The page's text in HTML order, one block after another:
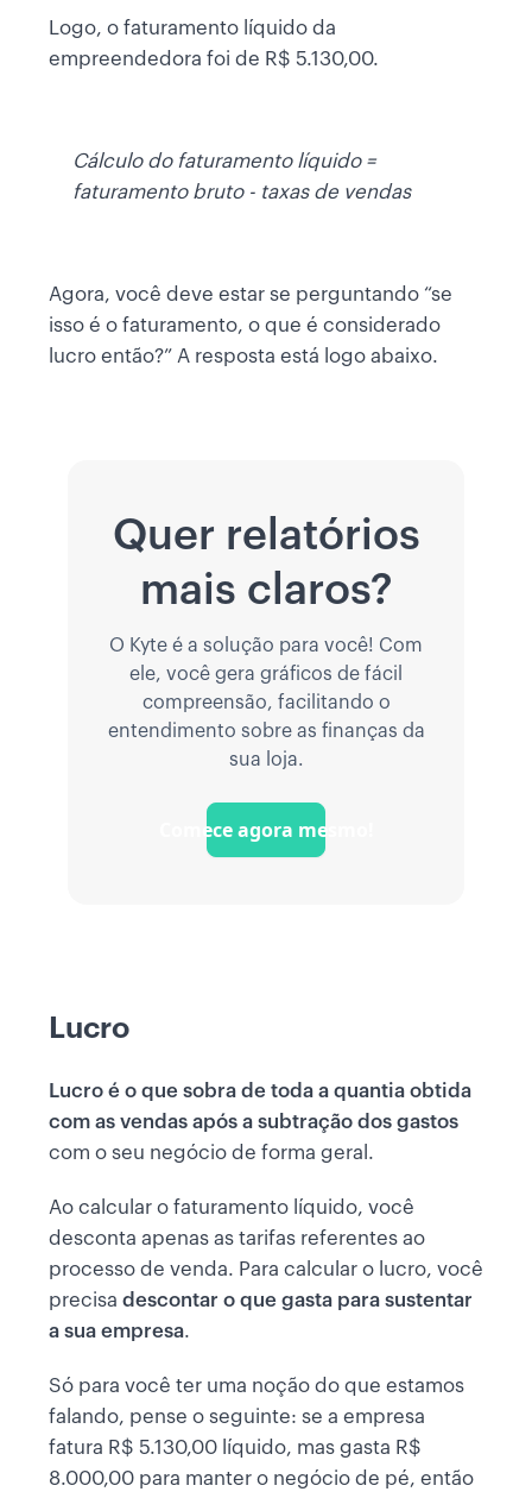
Logo, o faturamento líquido da
empreendedora foi de R$ 5.130,00.
Cálculo do faturamento líquido =
faturamento bruto - taxas de vendas
Agora, você deve estar se perguntando “se
isso é o faturamento, o que é considerado
lucro então?” A resposta está logo abaixo.
Quer relatórios
mais claros?
O Kyte é a solução para você! Com
ele, você gera gráficos de fácil
compreensão, facilitando o
entendimento sobre as finanças da
sua loja.
Comece agora mesmo!
Lucro
Lucro é o que sobra de toda a quantia obtida
com as vendas após a subtração dos gastos
com o seu negócio de forma geral.
Ao calcular o faturamento líquido, você
desconta apenas as tarifas referentes ao
processo de venda. Para calcular o lucro, você
precisa descontar o que gasta para sustentar
a sua empresa.
Só para você ter uma noção do que estamos
falando, pense o seguinte: se a empresa
fatura R$ 5.130,00 líquido, mas gasta R$
8.000,00 para manter o negócio de pé, então